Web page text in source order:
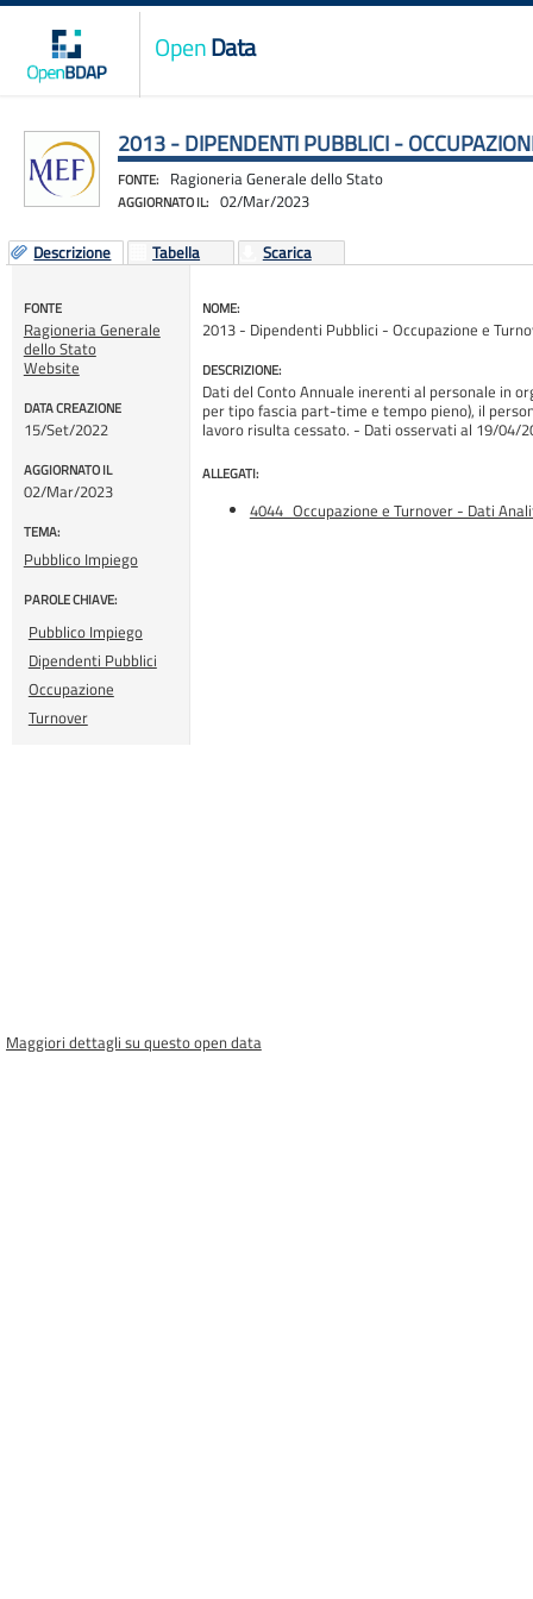
OpenData
2013 - DIPENDENTI PUBBLICI -
FONTE: Ragioneria Generale dello Stato
AGGIORNATO IL: 02/Mar/2023
Descrizione Tabella Scarica
FONTE
Ragioneria Generale
dello Stato
Website
DATA CREAZIONE
15/Set/2022
AGGIORNATO IL
02/Mar/2023
TEMA:
Pubblico Impiego
PAROLE CHIAVE:
Pubblico Impiego
Dipendenti Pubblici
Occupazione
Turnover
NOME:
2013 - Dipendenti Pubblici - Occupazione e
DESCRIZIONE:
Dati del Conto Annuale inerenti al personale in
per tipo fascia part-time e tempo pieno), il
lavoro risulta cessato. - Dati osservati al 19/04/
ALLEGATI:
4044_Occupazione e Turnover - Dati
Maggiori dettagli su questo open data